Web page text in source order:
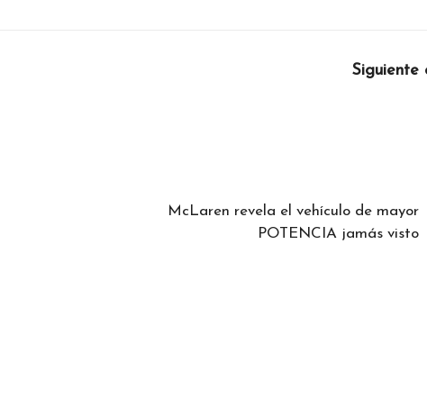
Siguiente
McLaren revela el vehículo de mayor
POTENCIA jamás visto